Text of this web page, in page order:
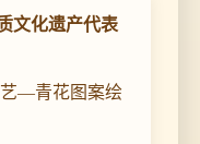
文化遗产代表
—青花图案绘